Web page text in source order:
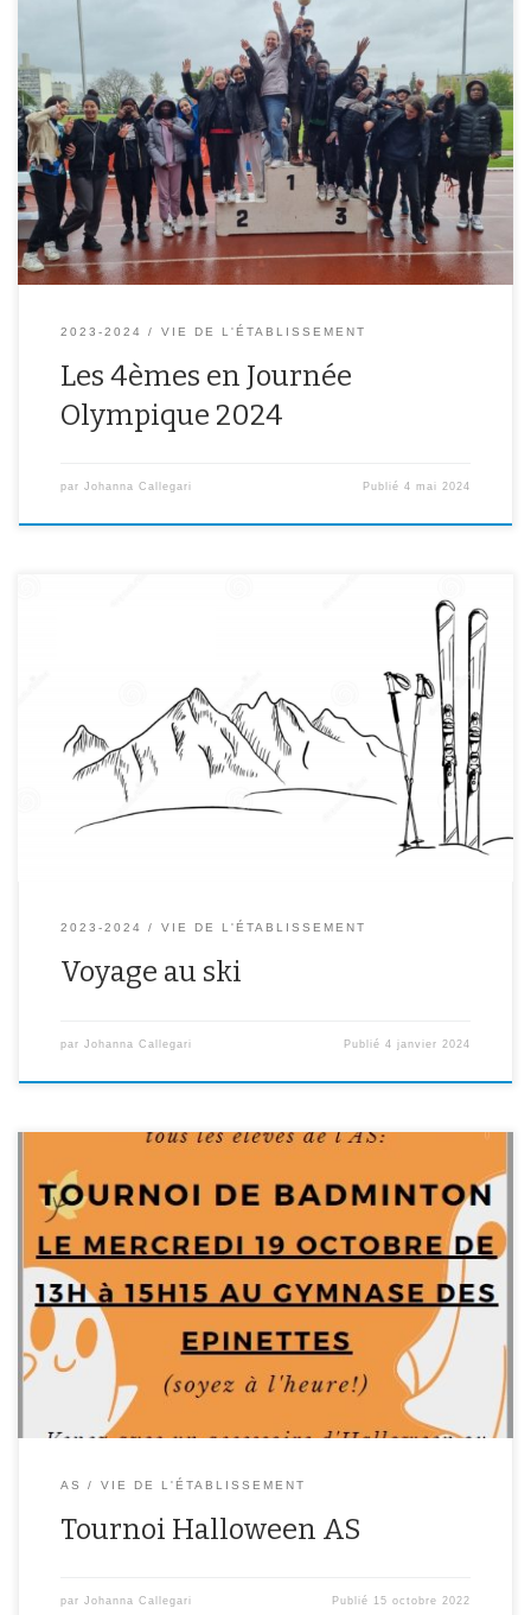
Le jeudi 2 mai 2024, toutes les classes de 4èmes se sont
affrontées lors d’une journée olympique au Stade Clerville. Ils ont
participé à différentes épreuves athlétiques (lancer de vortex,
saut en longueur, course de haies, sprint, relais) dans lesquelles ils
devaient réaliser la meilleure performance collective dans le but
[…]
2023-2024 VIE DE L'ÉTABLISSEMENT
Les 4èmes en Journée
Olympique 2024
par Johanna Callegari Publié4 mai 2024
Suivez ici le séjour des élèves au ski à Guébriant ! Arrivée : Après
un long trajet en car, nous sommes bien arrivés. Les élèves sont
émerveillés par les paysages et sont ravis de leur chambre ! Après
avoir cherché leur équipement de ski, ils ont pris leurs marques
dans […]
2023-2024 VIE DE L'ÉTABLISSEMENT
Voyage au ski
par Johanna Callegari Publié4 janvier 2024
Les professeurs d’EPS organisent un tournoi d’Halloween de
BADMINTON pour tous les élèves inscrits à l’AS, quelque soit
l’activité à laquelle ils sont normalement inscrits. Le tournoi a eu
lieu le mercredi 19 octobre de 13h à 15h15 au gymnase des
Epinettes. Différents adultes du collège ont participé au tournoi
[…]
AS VIE DE L'ÉTABLISSEMENT
Tournoi Halloween AS
par Johanna Callegari Publié 15 octobre 2022